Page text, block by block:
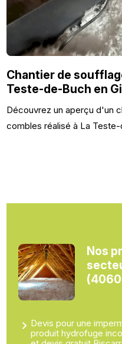
Chantier de
Teste-de-Buch en
Découvrez un aperçu d'un
combles réalisé à La
Nos
Devis pour une
produit hydrofuge